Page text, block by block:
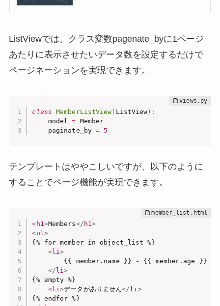
ListViewでは、クラス変数pagenate_byに1ページ
あたりに表示させたいデータ数を設定するだけで
ページネーションを実現できます。
class MemberListView( ListView) :
    model
= Member
    paginate_by
= 5
テンプレートはややこしいですが、以下のように
することでページ機能が実現できます。
< h1 >Members</ h1 >
<ul >
{% for member in object_list %}
<li>
        {{ member.name }} - {{ member.age }}
</ li>
{% empty %}
<li>データがありません</ li >